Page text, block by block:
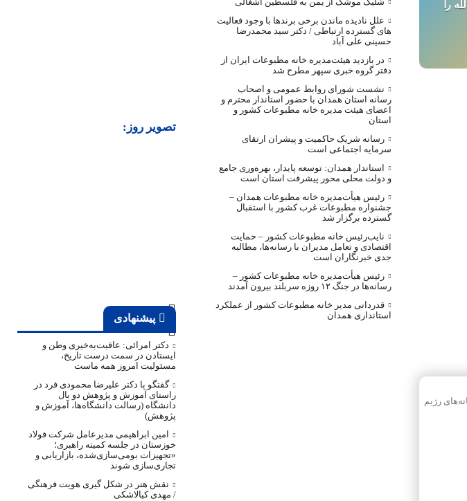
را
رژیم
علل نادیده ماندن برخی برندها با وجود فعالیت
های گسترده ارتباطی / دکتر سید محمدرضا
حسینی علی آباد
در بازدید هیئت‌مدیره خانه مطبوعات ایران از
دفتر گروه خبری سپهر مطرح شد
نشست شورای روابط عمومی و اصحاب
رسانه استان همدان با حضور استاندار محترم و
اعضای هیئت مدیره خانه مطبوعات کشور و
استان
رسانه شریک حاکمیت و پیشران ارتقای
سرمایه اجتماعی است
استاندار همدان: توسعه پایدار، بهره‌وری جامع
و دولت محلی محور پیشرفت استان است
رئیس هیأت‌مدیره خانه مطبوعات همدان –
جشنواره مطبوعات غرب کشور با استقبال
گسترده برگزار شد
نایب‌رئیس خانه مطبوعات کشور – حمایت
اقتصادی و تعامل مدیران با رسانه‌ها، مطالبه
جدی خبرنگاران است
رئیس هیأت‌مدیره خانه مطبوعات کشور –
رسانه‌ها در جنگ ۱۲ روزه سربلند بیرون آمدند
قدردانی مدیر خانه مطبوعات کشور از عملکرد
استانداری همدان
تصویر روز:
پیشنهادی
دکتر امرائی: عاقبت‌به‌خیری وطن و
ایستادن در سمت درست تاریخ،
مسئولیت امروز همه ماست
گفتگو با دکتر علیرضا محمودی فرد در
راستای آموزش و پژوهش دو بال
دانشگاه (رسالت دانشگاه‌ها، آموزش و
پژوهش)
امین ابراهیمی مدیرعامل شرکت فولاد
خوزستان در جلسه کمیته راهبری؛
«تجهیزات بومی‌سازی‌شده، بازاریابی و
تجاری‌سازی شوند
نقش هنر در شکل گیری هویت فرهنگی
/ مهدی کیالاشکی